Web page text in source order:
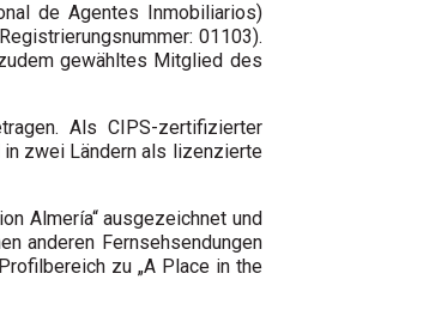
de Agentes Inmobiliarios)
01103).
gewähltes Mitglied des
Als CIPS-zertifizierter
zwei Ländern als lizenzierte
Almería“ ausgezeichnet und
anderen Fernsehsendungen
zu „A Place in the